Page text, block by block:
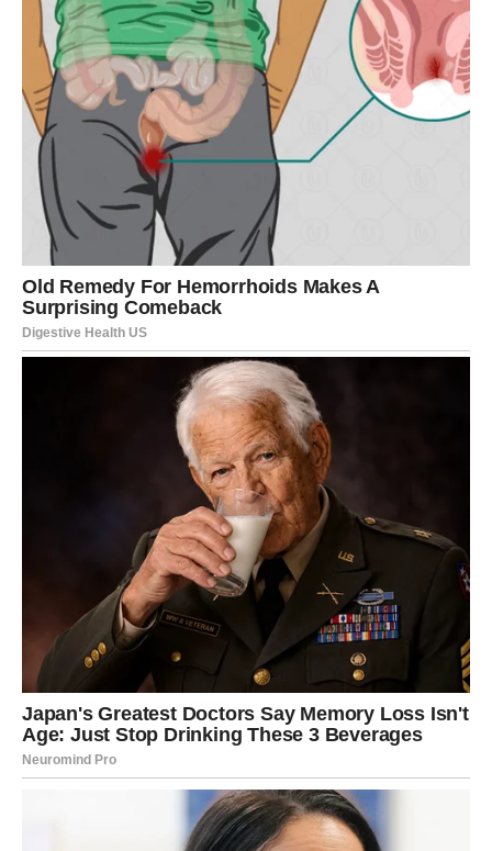
Na poslovnom planu pred vama je veoma važan period.
Mnogi Lavovi će dobiti priliku da pokažu koliko vrijede.
Ono što ste dugo pokušavali ostvariti sada bi konačno
moglo krenuti u pravom smjeru.
Moguće su veoma važne promjene povezane sa
karijerom, novim poslovnim kontaktima ili odlukom koja bi
vam mogla potpuno promijeniti život.
Posebno će sreće imati Lavovi koji planiraju pokrenuti
nešto svoje ili već dugo razmišljaju o velikoj promjeni.
JEDNA OSOBA DONOSI VAM
SREĆU I NOVE PRILIKE
Zvijezde pokazuju da u vašem životu postoji osoba koja bi
vam mogla pomoći više nego što trenutno mislite.
Moguće je da će upravo zahvaljujući jednom razgovoru,
savjetu ili kontaktu pred vas doći prilika koja će vam
otvoriti vrata mnogo bolje budućnosti.
Nemojte ignorisati ljude koji vam iskreno žele dobro.
LJUBAV – MIR DOLAZI ZAJEDNO
SA USPJEHOM